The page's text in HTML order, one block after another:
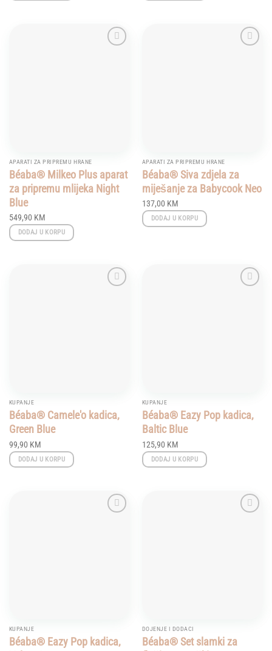
APARATI ZA PRIPREMU HRANE
Béaba® Milkeo Plus aparat
za pripremu mlijeka Night
Blue
549,90 KM
DODAJ U KORPU
APARATI ZA PRIPREMU HRANE
Béaba® Siva zdjela za
miješanje za Babycook Neo
137,00 KM
DODAJ U KORPU
KUPANJE
Béaba® Camele'o kadica,
Green Blue
99,90 KM
DODAJ U KORPU
KUPANJE
Béaba® Eazy Pop kadica,
Baltic Blue
125,90 KM
DODAJ U KORPU
KUPANJE
Béaba® Eazy Pop kadica,
DOJENJE I DODACI
Béaba® Set slamki za